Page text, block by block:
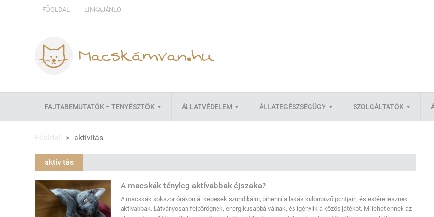
FŐOLDAL LINKAJÁNLÓ
FAJTABEMUTATÓK – TENYÉSZTŐK ÁLLATVÉDELEM ÁLLATEGÉSZSÉGÜGY SZOLGÁLTATÓK
Főoldal > aktivitás
aktivitás
A macskák tényleg aktívabbak éjszaka?
A macskák sokszor órákon át képesek szundikálni, pihenni a lakás különböző pontjain, és estére lesznek
aktívabbak. Látványosan felpörögnek, energikusabbá válnak, és igénylik a közös játékot. Mi lehet ennek az